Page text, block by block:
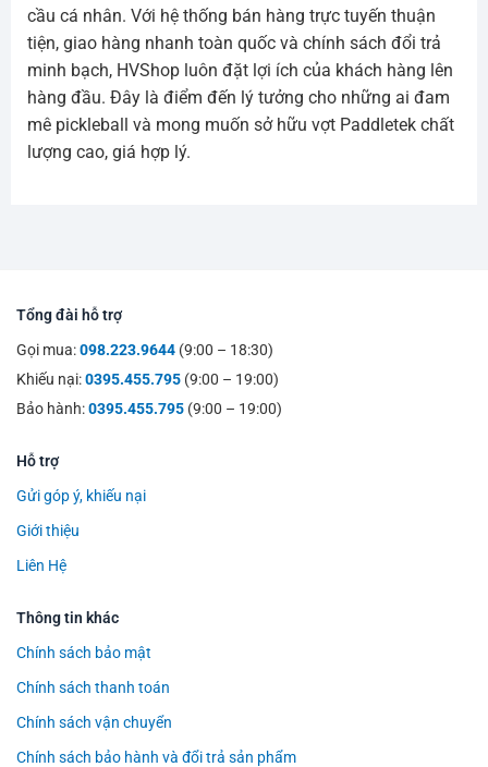
cầu cá nhân. Với hệ thống bán hàng trực tuyến thuận
tiện, giao hàng nhanh toàn quốc và chính sách đổi trả
minh bạch, HVShop luôn đặt lợi ích của khách hàng lên
hàng đầu. Đây là điểm đến lý tưởng cho những ai đam
mê pickleball và mong muốn sở hữu vợt Paddletek chất
lượng cao, giá hợp lý.
Tổng đài hỗ trợ
Gọi mua:098.223.9644 (9:00 – 18:30)
Khiếu nại:0395.455.795 (9:00 – 19:00)
Bảo hành:0395.455.795 (9:00 – 19:00)
Hỗ trợ
Gửi góp ý, khiếu nại
Giới thiệu
Liên Hệ
Thông tin khác
Chính sách bảo mật
Chính sách thanh toán
Chính sách vận chuyển
Chính sách bảo hành và đổi trả sản phẩm